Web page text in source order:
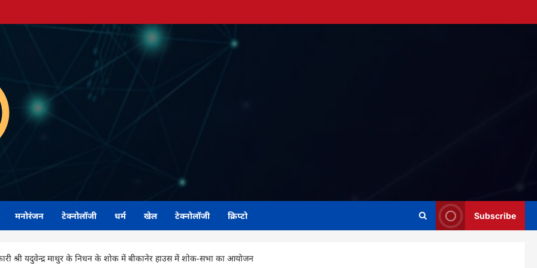
मनोरंजन टेक्नोलॉजी धर्म खेल टेक्नोलॉजी क्रिप्टो Subscribe
श्री यदुवेन्द्र माथुर के निधन के शोक में बीकानेर हाउस में शोक-सभा का आयोजन